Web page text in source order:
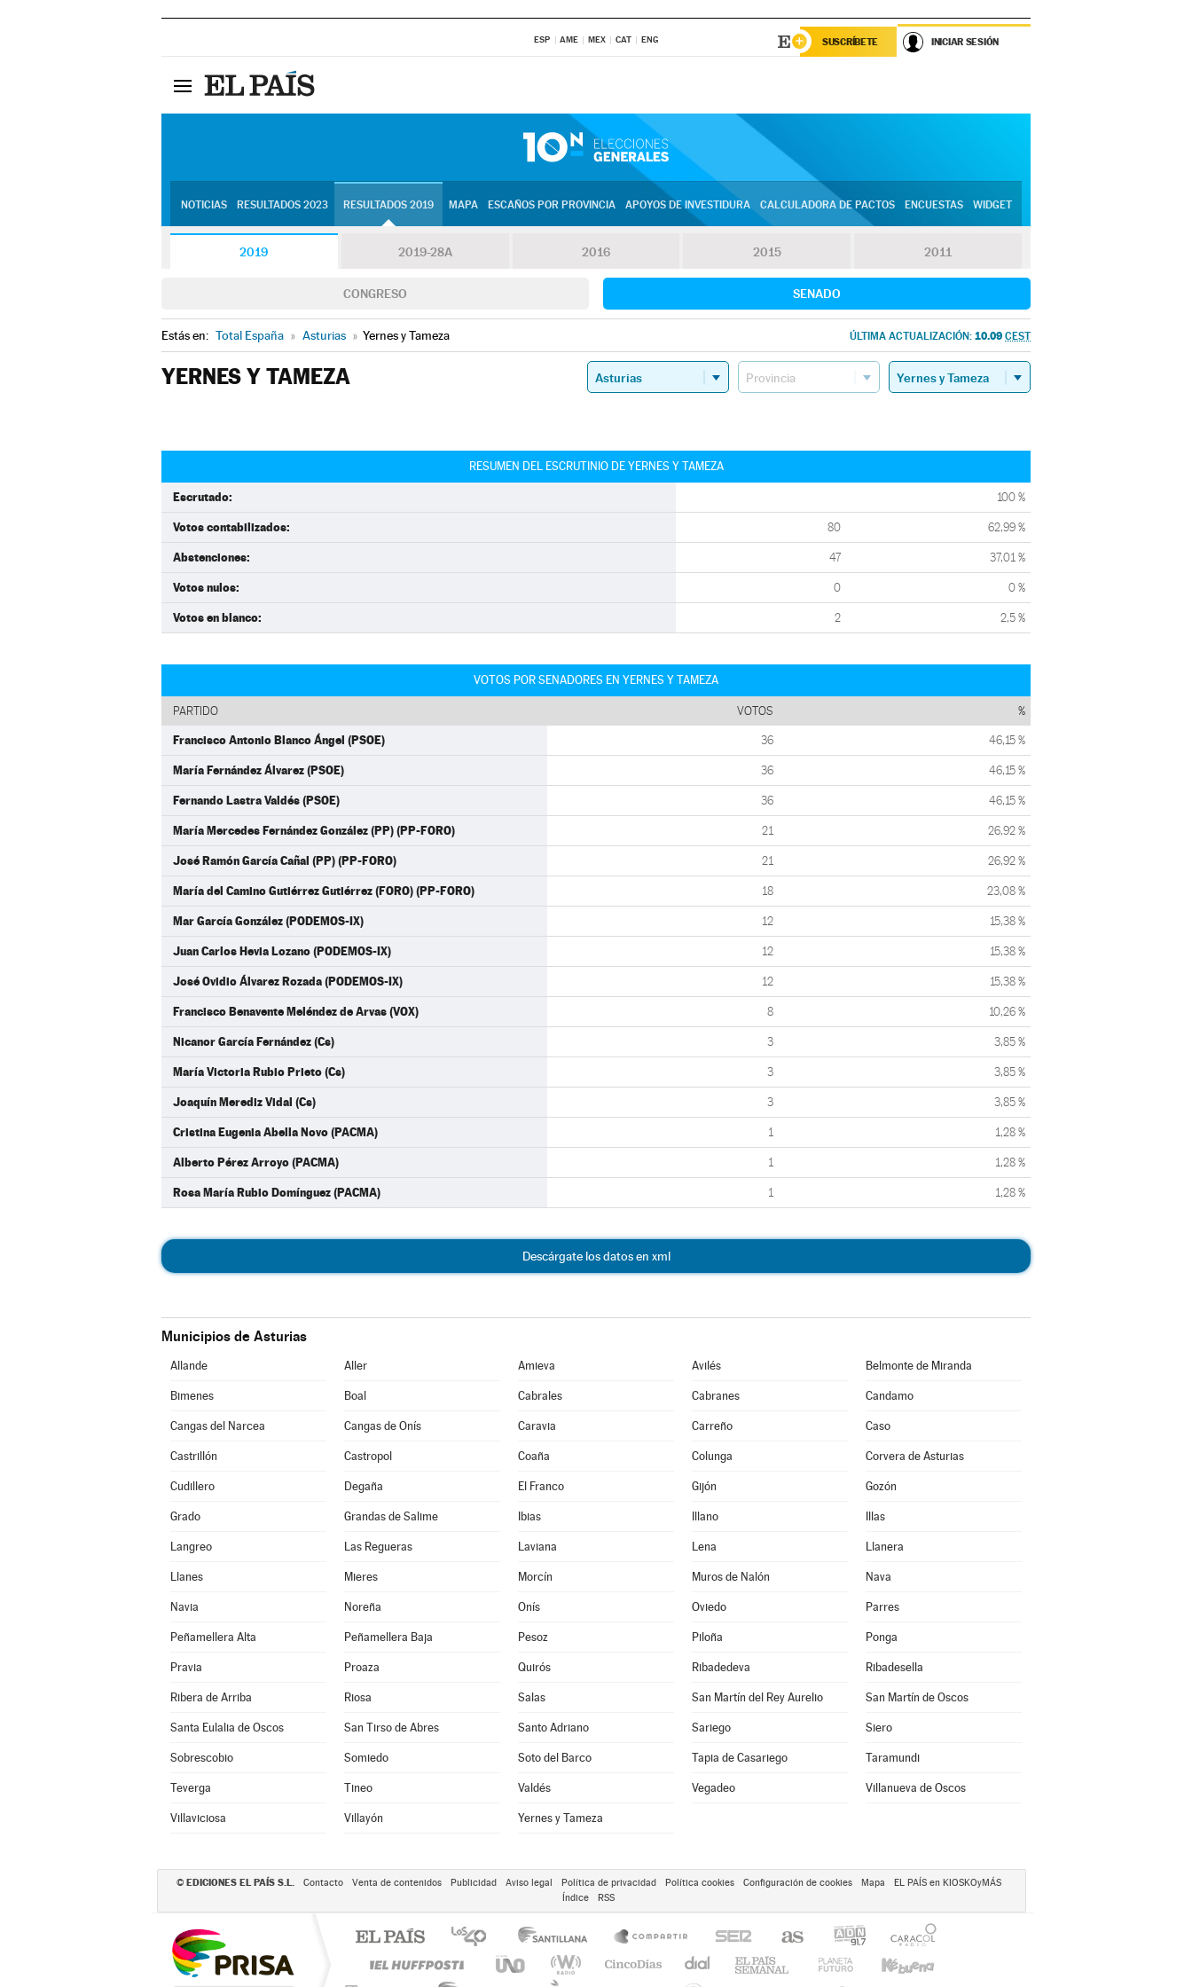
ESP AME MEX CAT ENG SUSCRÍBETE INICIAR SESIÓN
NOTICIAS RESULTADOS 2023 RESULTADOS 2019 MAPA ESCAÑOS POR PROVINCIA APOYOS DE INVESTIDURA CALCULADORA DE PACTOS ENCUESTAS WIDGET
2019 2019-28A 2016 2015 2011
CONGRESO SENADO
Estás en: Total España » Asturias » Yernes y Tameza ÚLTIMA ACTUALIZACIÓN: 10.09 CEST
YERNES Y TAMEZA
RESUMEN DEL ESCRUTINIO DE YERNES Y TAMEZA
Escrutado: 100 %
Votos contabilizados: 80 62,99 %
Abstenciones: 47 37,01 %
Votos nulos: 0 0 %
Votos en blanco: 2 2,5 %
VOTOS POR SENADORES EN YERNES Y TAMEZA
PARTIDO VOTOS %
Francisco Antonio Blanco Ángel (PSOE) 36 46,15 %
María Fernández Álvarez (PSOE) 36 46,15 %
Fernando Lastra Valdés (PSOE) 36 46,15 %
María Mercedes Fernández González (PP) (PP-FORO) 21 26,92 %
José Ramón García Cañal (PP) (PP-FORO) 21 26,92 %
María del Camino Gutiérrez Gutiérrez (FORO) (PP-FORO) 18 23,08 %
Mar García González (PODEMOS-IX) 12 15,38 %
Juan Carlos Hevia Lozano (PODEMOS-IX) 12 15,38 %
José Ovidio Álvarez Rozada (PODEMOS-IX) 12 15,38 %
Francisco Benavente Meléndez de Arvas (VOX) 8 10,26 %
Nicanor García Fernández (Cs) 3 3,85 %
María Victoria Rubio Prieto (Cs) 3 3,85 %
Joaquín Merediz Vidal (Cs) 3 3,85 %
Cristina Eugenia Abella Novo (PACMA) 1 1,28 %
Alberto Pérez Arroyo (PACMA) 1 1,28 %
Rosa María Rubio Domínguez (PACMA) 1 1,28 %
Descárgate los datos en xml
Municipios de Asturias
Allande Aller Amieva Avilés Belmonte de Miranda
Bimenes Boal Cabrales Cabranes Candamo
Cangas del Narcea Cangas de Onís Caravia Carreño Caso
Castrillón Castropol Coaña Colunga Corvera de Asturias
Cudillero Degaña El Franco Gijón Gozón
Grado Grandas de Salime Ibias Illano Illas
Langreo Las Regueras Laviana Lena Llanera
Llanes Mieres Morcín Muros de Nalón Nava
Navia Noreña Onís Oviedo Parres
Peñamellera Alta Peñamellera Baja Pesoz Piloña Ponga
Pravia Proaza Quirós Ribadedeva Ribadesella
Ribera de Arriba Riosa Salas San Martín del Rey Aurelio San Martín de Oscos
Santa Eulalia de Oscos San Tirso de Abres Santo Adriano Sariego Siero
Sobrescobio Somiedo Soto del Barco Tapia de Casariego Taramundi
Teverga Tineo Valdés Vegadeo Villanueva de Oscos
Villaviciosa Villayón Yernes y Tameza
© EDICIONES EL PAÍS S.L. Contacto Venta de contenidos Publicidad Aviso legal Política de privacidad Política cookies Configuración de cookies Mapa
EL PAÍS en KIOSKOyMÁS
Índice
RSS